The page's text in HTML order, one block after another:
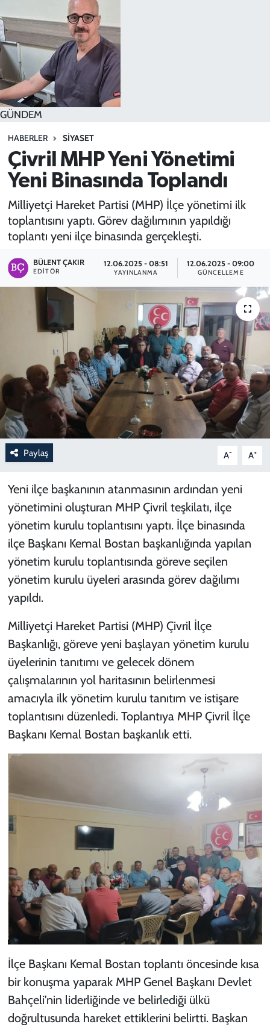
GÜNDEM
HABERLER SIYASET
Çivril MHP Yeni Yönetimi
Yeni Binasında Toplandı
Milliyetçi Hareket Partisi (MHP) İlçe yönetimi ilk
toplantısını yaptı. Görev dağılımının yapıldığı
toplantı yeni ilçe binasında gerçekleşti.
BÜLENT ÇAKIR
EDITÖR
12.06.2025 - 08:51
YAYINLANMA
12.06.2025 - 09:00
GÜNCELLEME
Paylaş A- A+
Yeni ilçe başkanının atanmasının ardından yeni
yönetimini oluşturan MHP Çivril teşkilatı, ilçe
yönetim kurulu toplantısını yaptı. İlçe binasında
ilçe Başkanı Kemal Bostan başkanlığında yapılan
yönetim kurulu toplantısında göreve seçilen
yönetim kurulu üyeleri arasında görev dağılımı
yapıldı.
Milliyetçi Hareket Partisi (MHP) Çivril İlçe
Başkanlığı, göreve yeni başlayan yönetim kurulu
üyelerinin tanıtımı ve gelecek dönem
çalışmalarının yol haritasının belirlenmesi
amacıyla ilk yönetim kurulu tanıtım ve istişare
toplantısını düzenledi. Toplantıya MHP Çivril İlçe
Başkanı Kemal Bostan başkanlık etti.
İlçe Başkanı Kemal Bostan toplantı öncesinde kısa
bir konuşma yaparak MHP Genel Başkanı Devlet
Bahçeli’nin liderliğinde ve belirlediği ülkü
doğrultusunda hareket ettiklerini belirtti. Başkan
SPOR
TEKNOLOJİ
YAŞAM